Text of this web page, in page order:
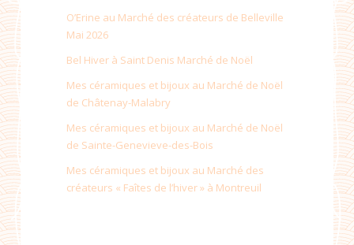
O’Erine au Marché des créateurs de Belleville
Mai 2026
Bel Hiver à Saint Denis Marché de Noël
Mes céramiques et bijoux au Marché de Noël
de Châtenay-Malabry
Mes céramiques et bijoux au Marché de Noël
de Sainte-Genevieve-des-Bois
Mes céramiques et bijoux au Marché des
créateurs « Faîtes de l’hiver » à Montreuil